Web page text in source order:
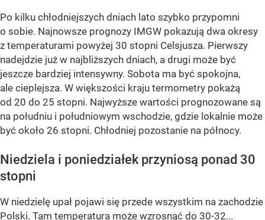
Po kilku chłodniejszych dniach lato szybko przypomni
o sobie. Najnowsze prognozy IMGW pokazują dwa okresy
z temperaturami powyżej 30 stopni Celsjusza. Pierwszy
nadejdzie już w najbliższych dniach, a drugi może być
jeszcze bardziej intensywny. Sobota ma być spokojna,
ale cieplejsza. W większości kraju termometry pokażą
od 20 do 25 stopni. Najwyższe wartości prognozowane są
na południu i południowym wschodzie, gdzie lokalnie może
być około 26 stopni. Chłodniej pozostanie na północy.
Niedziela i poniedziałek przyniosą ponad 30
stopni
W niedzielę upał pojawi się przede wszystkim na zachodzie
Polski. Tam temperatura może wzrosnąć do 30-32...